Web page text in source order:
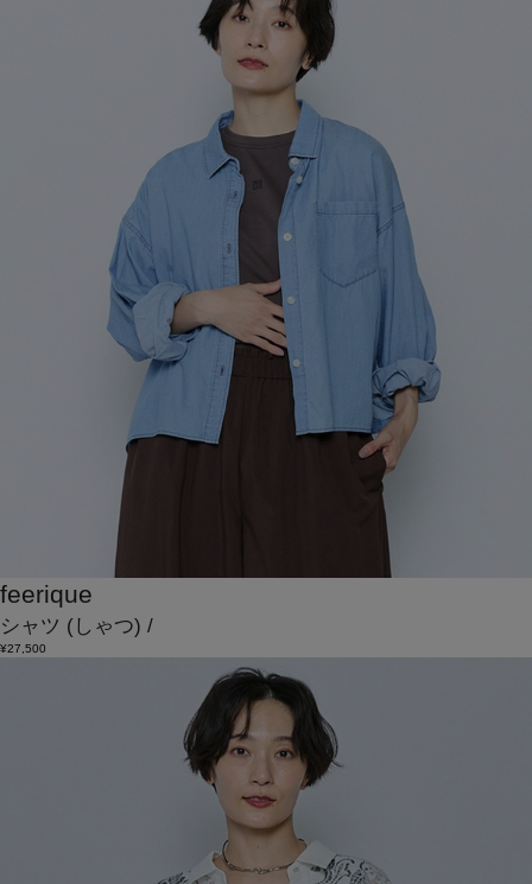
feerique
シャツ (しゃつ) /
¥27,500